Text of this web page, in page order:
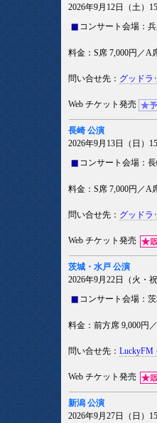
2026年9月12日（土）
コンサート会場：
料金：S席 7,000円／
問い合せ先： グッドラ
Web チケット発売
長崎 公演
2026年9月13日（日）
コンサート会場：
料金：S席 7,000円／
問い合せ先： グッドラ
Web チケット発売
茨城・水戸 公演
2026年9月22日（火・
コンサート会場：
料金：前方席 9,000円
問い合せ先： LuckyFM
Web チケット発売
新潟 公演
2026年9月27日（日）